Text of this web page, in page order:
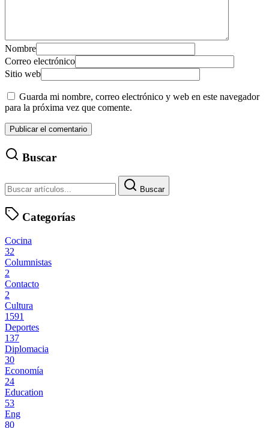
Nombre
Correo electrónico
Sitio web
Guarda mi nombre, correo electrónico y web en este navegador
para la próxima vez que comente.
Buscar
Buscar
Categorías
Cocina
32
Columnistas
2
Contacto
2
Cultura
1591
Deportes
137
Diplomacia
30
Economía
24
Education
53
Eng
80